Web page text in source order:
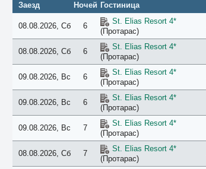
Заезд Ночей Гостиница
08.08.2026, Сб 6
St. Elias Resort 4*
(Протарас)
08.08.2026, Сб 6
St. Elias Resort 4*
(Протарас)
09.08.2026, Вс 6
St. Elias Resort 4*
(Протарас)
09.08.2026, Вс 6
St. Elias Resort 4*
(Протарас)
09.08.2026, Вс 7
St. Elias Resort 4*
(Протарас)
08.08.2026, Сб 7
St. Elias Resort 4*
(Протарас)